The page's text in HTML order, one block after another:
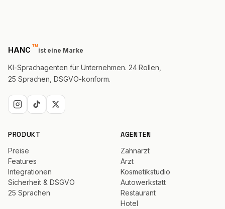
HANC™
trademarkist eine Marke
KI-Sprachagenten für Unternehmen. 24 Rollen,
25 Sprachen, DSGVO-konform.
PRODUKT
Preise
Features
Integrationen
Sicherheit & DSGVO
25 Sprachen
AGENTEN
Zahnarzt
Arzt
Kosmetikstudio
Autowerkstatt
Restaurant
Hotel